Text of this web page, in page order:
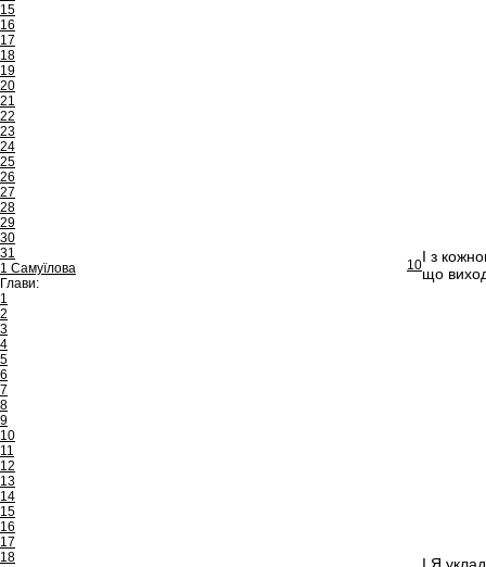
15
16
17
18
19
20
21
22
23
24
25
26
27
28
29
30
31
1 Самуїлова
Глави:
1
2
3
4
5
6
7
8
9
10
11
12
13
14
15
16
17
18
10І з
що